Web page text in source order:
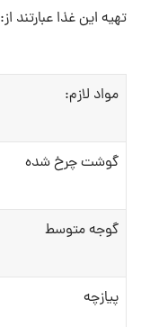
تهیه این غذا عبارتند از:
مواد لازم:
گوشت چرخ شده
گوجه متوسط
پیازچه